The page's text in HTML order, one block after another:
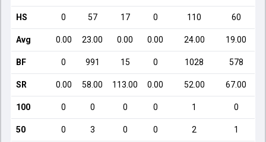
HS 0 57 17 0 110 60
Avg 0.00 23.00 0.00 0.00 24.00 19.00
BF 0 991 15 0 1028 578
SR 0.00 58.00 113.00 0.00 52.00 67.00
100 0 0 0 0 1 0
50 0 3 0 0 2 1